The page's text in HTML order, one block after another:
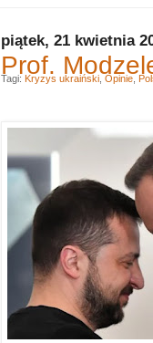
piątek, 21 kwietnia
Prof.
Tagi: Kryzys ukraiński Opinie